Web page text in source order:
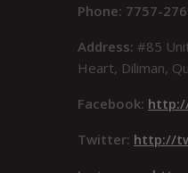
Phone: 7757-
Address: #85
Heart, Diliman,
Facebook:
Twitter: http://